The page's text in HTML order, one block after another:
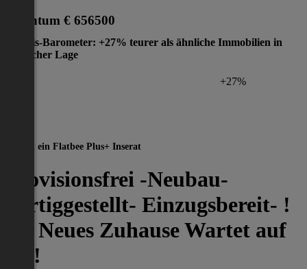
Eigentum € 656500
Preis-Barometer: +27% teurer als ähnliche Immobilien in
gleicher Lage
+27%
Dies ist ein Flatbee Plus+ Inserat
Provisionsfrei -Neubau-
Fertiggestellt- Einzugsbereit- !
ihr Neues Zuhause Wartet auf
Sie!